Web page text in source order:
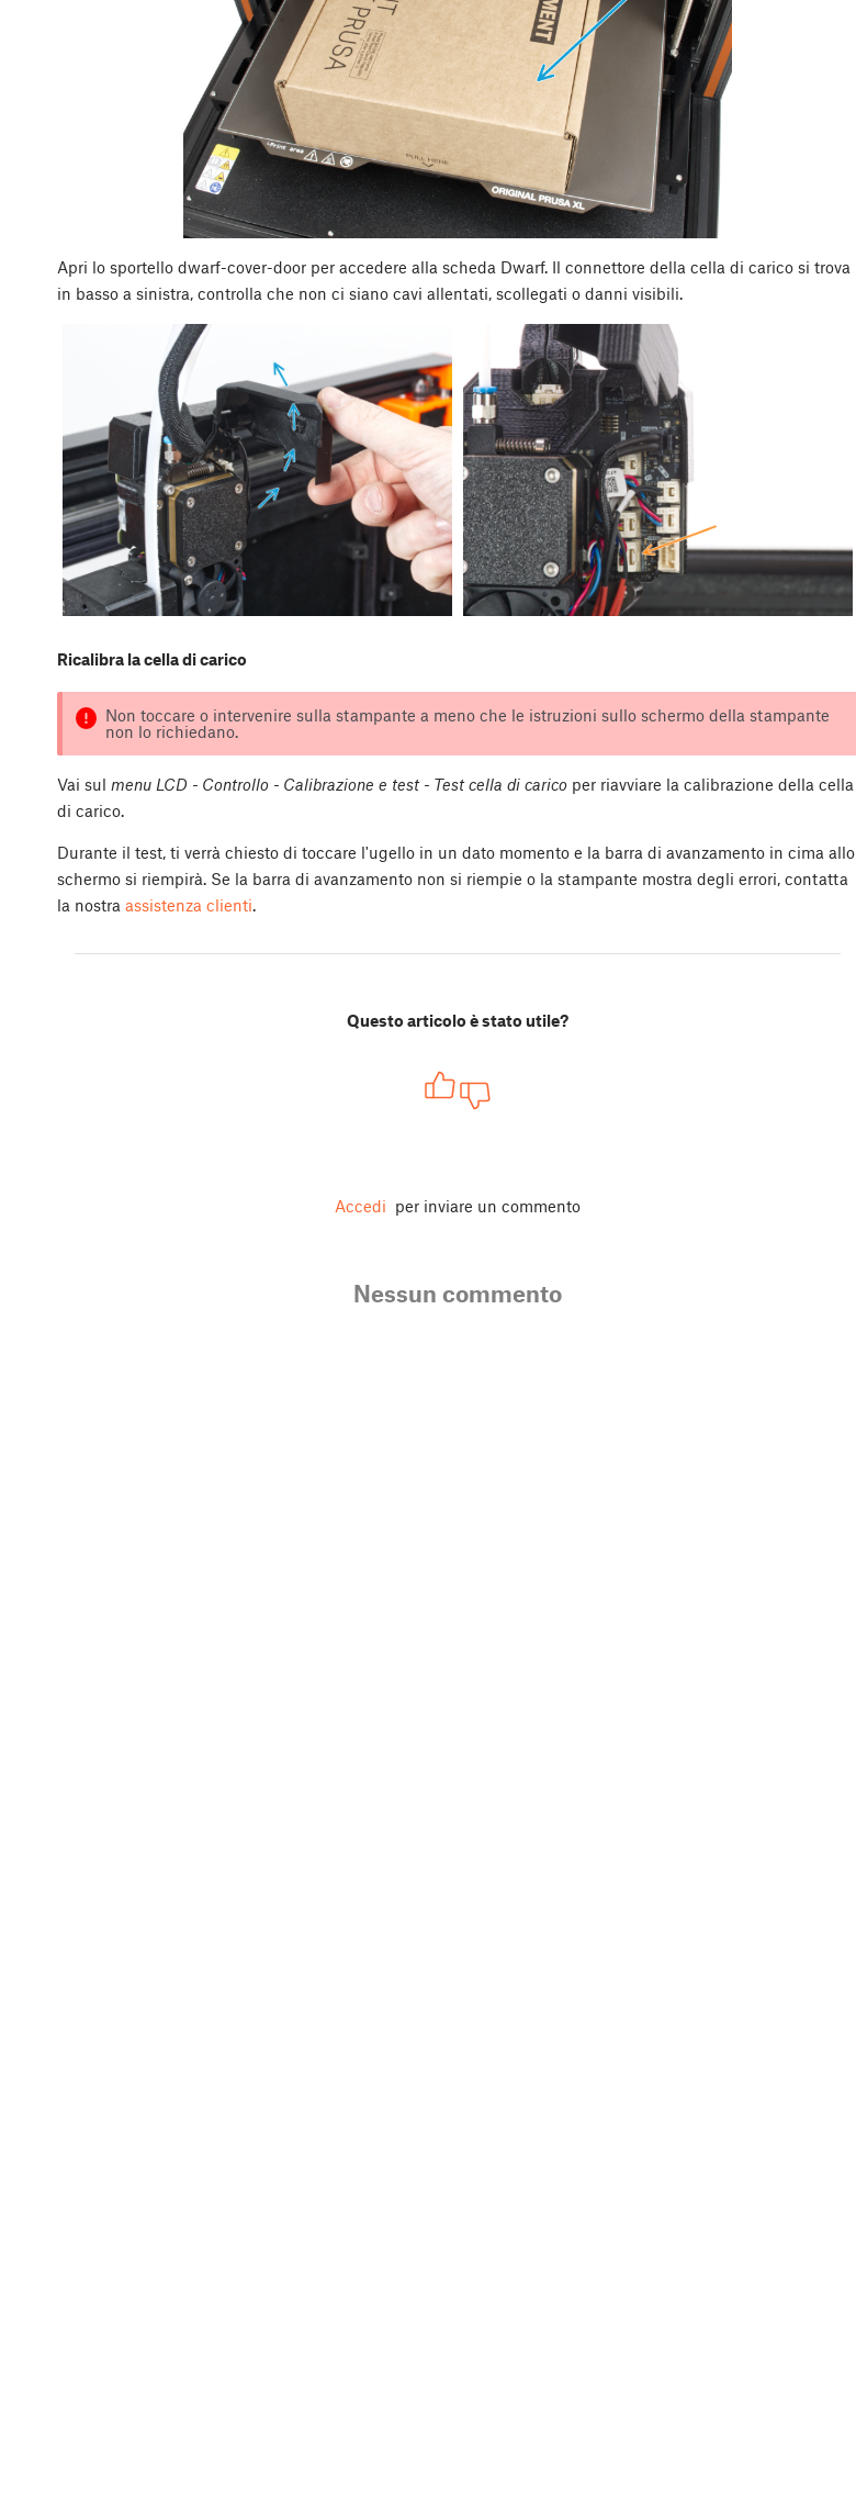
Apri lo sportello dwarf-cover-door per accedere alla scheda Dwarf. Il connettore della cella di carico si trova
in basso a sinistra, controlla che non ci siano cavi allentati, scollegati o danni visibili.
Ricalibra la cella di carico
Non toccare o intervenire sulla stampante a meno che le istruzioni sullo schermo della stampante
non lo richiedano.
Vai sul menu LCD - Controllo - Calibrazione e test - Test cella di carico per riavviare la calibrazione della cella
di carico.
Durante il test, ti verrà chiesto di toccare l'ugello in un dato momento e la barra di avanzamento in cima allo
schermo si riempirà. Se la barra di avanzamento non si riempie o la stampante mostra degli errori, contatta
la nostra assistenza clienti.
Questo articolo è stato utile?
Accedi per inviare un commento
Nessun commento